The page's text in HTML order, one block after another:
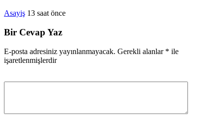
Asayiş 13 saat önce
Bir Cevap Yaz
E-posta adresiniz yayınlanmayacak. Gerekli alanlar * ile
işaretlenmişlerdir